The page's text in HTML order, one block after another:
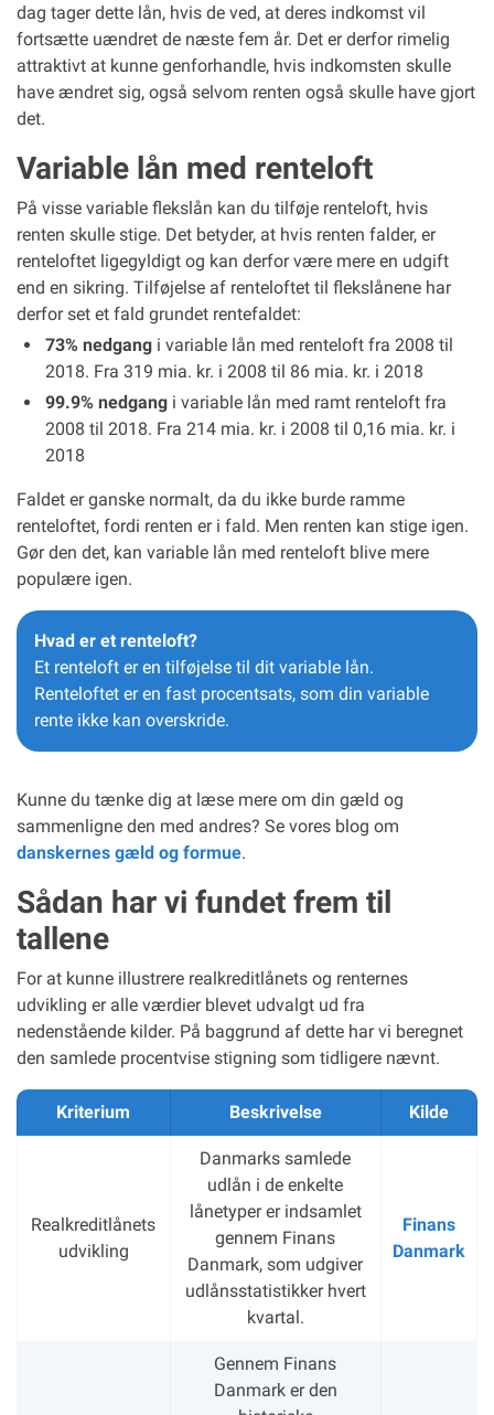
dag tager dette lån, hvis de ved, at deres indkomst vil
fortsætte uændret de næste fem år. Det er derfor rimelig
attraktivt at kunne genforhandle, hvis indkomsten skulle
have ændret sig, også selvom renten også skulle have gjort
det.
Variable lån med renteloft
På visse variable flekslån kan du tilføje renteloft, hvis
renten skulle stige. Det betyder, at hvis renten falder, er
renteloftet ligegyldigt og kan derfor være mere en udgift
end en sikring. Tilføjelse af renteloftet til flekslånene har
derfor set et fald grundet rentefaldet:
73% nedgang i variable lån med renteloft fra 2008 til
2018. Fra 319 mia. kr. i 2008 til 86 mia. kr. i 2018
99.9% nedgang i variable lån med ramt renteloft fra
2008 til 2018. Fra 214 mia. kr. i 2008 til 0,16 mia. kr. i
2018
Faldet er ganske normalt, da du ikke burde ramme
renteloftet, fordi renten er i fald. Men renten kan stige igen.
Gør den det, kan variable lån med renteloft blive mere
populære igen.
Hvad er et renteloft?
Et renteloft er en tilføjelse til dit variable lån.
Renteloftet er en fast procentsats, som din variable
rente ikke kan overskride.
Kunne du tænke dig at læse mere om din gæld og
sammenligne den med andres? Se vores blog om
danskernes gæld og formue.
Sådan har vi fundet frem til
tallene
For at kunne illustrere realkreditlånets og renternes
udvikling er alle værdier blevet udvalgt ud fra
nedenstående kilder. På baggrund af dette har vi beregnet
den samlede procentvise stigning som tidligere nævnt.
Kriterium Beskrivelse Kilde
Realkreditlånets
udvikling
Danmarks samlede
udlån i de enkelte
lånetyper er indsamlet
gennem Finans
Danmark, som udgiver
udlånsstatistikker hvert
kvartal.
Finans
Danmark
Gennem Finans
Danmark er den